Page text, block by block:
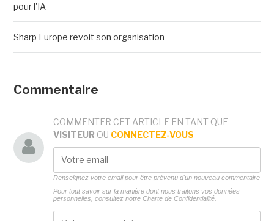
pour l'IA
Sharp Europe revoit son organisation
Commentaire
COMMENTER CET ARTICLE EN TANT QUE
VISITEUR OU CONNECTEZ-VOUS
Renseignez votre email pour être prévenu d'un nouveau commentaire
Pour tout savoir sur la manière dont nous traitons vos données
personnelles, consultez notre Charte de Confidentialité.